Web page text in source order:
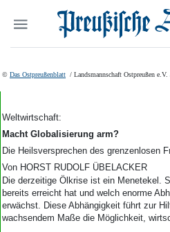
Berlin-
Suchen und finden
© Das Ostpreußenblatt / Landsmannschaft Ostpreußen
Weltwirtschaft:
Macht Globalisierung arm?
Die Heilsversprechen des grenzenlosen
Von HORST RUDOLF ÜBELACKER
Die derzeitige Ölkrise ist ein Menetekel.
bereits erreicht hat und welch enorme
erwächst. Diese Abhängigkeit führt zur
wachsendem Maße die Möglichkeit,